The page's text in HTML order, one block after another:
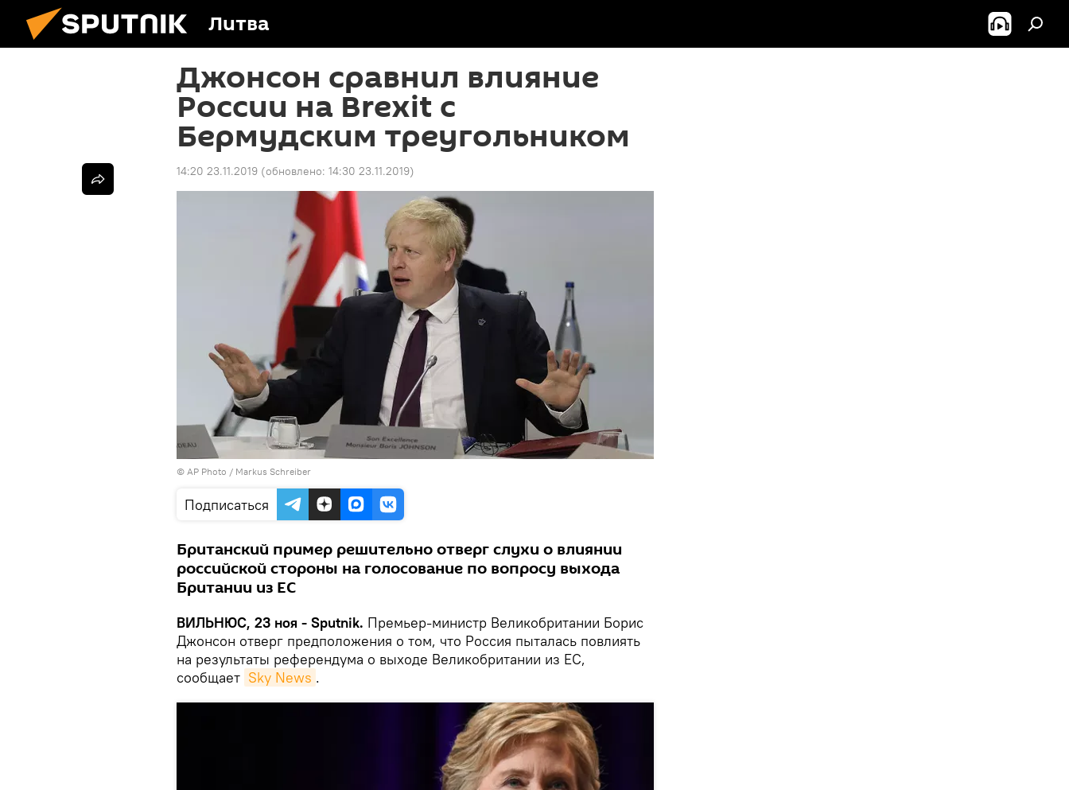
Литва
Джонсон сравнил влияние
России на Brexit с
Бермудским треугольником
14:20 23.11.2019 (обновлено: 14:30 23.11.2019)
© AP Photo / Markus Schreiber
Подписаться
Британский пример решительно отверг слухи о влиянии
российской стороны на голосование по вопросу выхода
Британии из ЕС
ВИЛЬНЮС, 23 ноя - Sputnik. Премьер-министр Великобритании Борис
Джонсон отверг предположения о том, что Россия пыталась повлиять
на результаты референдума о выходе Великобритании из ЕС,
сообщает Sky News .